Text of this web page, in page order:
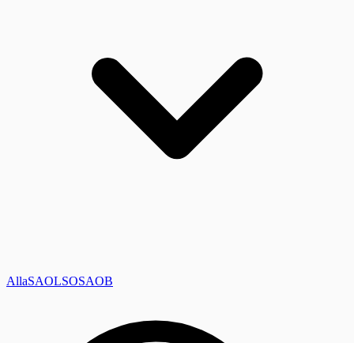
AllaSAOLSOSAOB